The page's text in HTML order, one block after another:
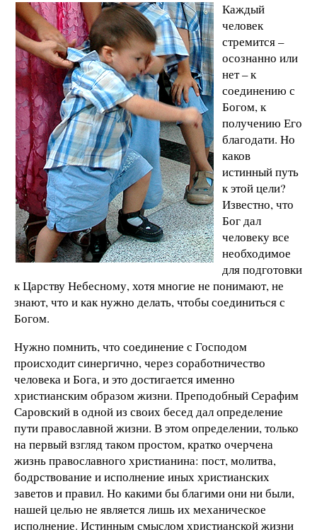
Каждый
человек
стремится –
осознанно или
нет – к
соединению с
Богом, к
получению Его
благодати. Но
каков
истинный путь
к этой цели?
Известно, что
Бог дал
человеку все
необходимое
для подготовки
к Царству Небесному, хотя многие не понимают, не
знают, что и как нужно делать, чтобы соединиться с
Богом.
Нужно помнить, что соединение с Господом
происходит синергично, через соработничество
человека и Бога, и это достигается именно
христианским образом жизни. Преподобный Серафим
Саровский в одной из своих бесед дал определение
пути православной жизни. В этом определении, только
на первый взгляд таком простом, кратко очерчена
жизнь православного христианина: пост, молитва,
бодрствование и исполнение иных христианских
заветов и правил. Но какими бы благими они ни были,
нашей целью не является лишь их механическое
исполнение. Истинным смыслом христианской жизни